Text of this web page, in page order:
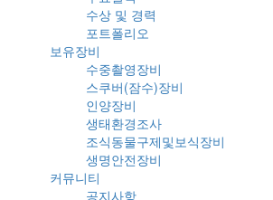
수상 및 경력
포트폴리오
보유장비
수중촬영장비
스쿠버(잠수)장비
인양장비
생태환경조사
조식동물구제및보식장비
생명안전장비
커뮤니티
공지사항